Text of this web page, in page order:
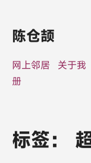
陈仓颉
网上邻居 关于我
册
标签：